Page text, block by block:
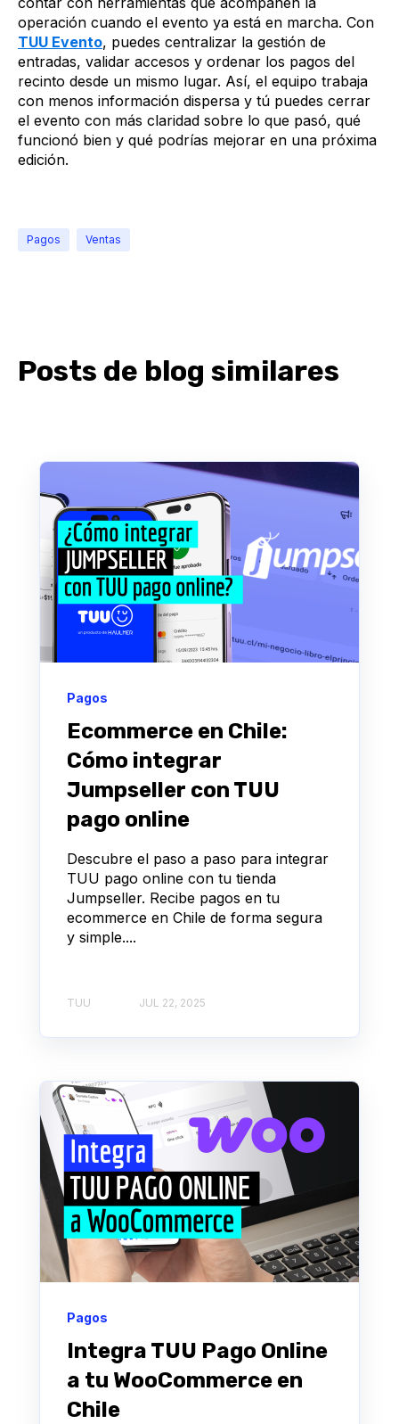
operación cuando el evento ya está en marcha. Con
TUU Evento, puedes centralizar la gestión de
entradas, validar accesos y ordenar los pagos del
recinto desde un mismo lugar. Así, el equipo trabaja
con menos información dispersa y tú puedes cerrar
el evento con más claridad sobre lo que pasó, qué
funcionó bien y qué podrías mejorar en una próxima
edición.
Pagos Ventas
Posts de blog similares
Pagos
Ecommerce en Chile:
Cómo integrar
Jumpseller con TUU
pago online
Descubre el paso a paso para integrar
TUU pago online con tu tienda
Jumpseller. Recibe pagos en tu
ecommerce en Chile de forma segura
y simple....
TUU JUL 22, 2025
Pagos
Integra TUU Pago Online
a tu WooCommerce en
Chile